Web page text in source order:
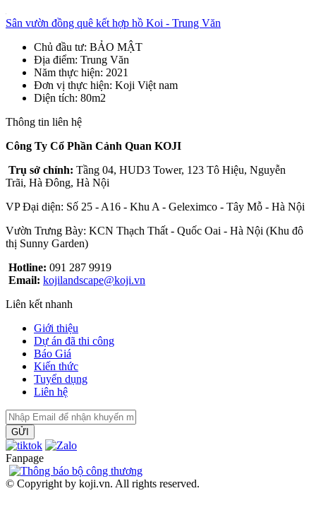
Sân vườn đồng quê kết hợp hồ Koi - Trung Văn
Chủ đầu tư: BẢO MẬT
Địa điểm: Trung Văn
Năm thực hiện: 2021
Đơn vị thực hiện: Koji Việt nam
Diện tích: 80m2
Thông tin liên hệ
Công Ty Cổ Phần Cảnh Quan KOJI
Trụ sở chính: Tầng 04, HUD3 Tower, 123 Tô Hiệu, Nguyễn
Trãi, Hà Đông, Hà Nội
VP Đại diện: Số 25 - A16 - Khu A - Geleximco - Tây Mỗ - Hà Nội
Vườn Trưng Bày: KCN Thạch Thất - Quốc Oai - Hà Nội (Khu đô
thị Sunny Garden)
Hotline: 091 287 9919
Email: kojilandscape@koji.vn
Liên kết nhanh
Giới thiệu
Dự án đã thi công
Báo Giá
Kiến thức
Tuyển dụng
Liên hệ
GỬI
Fanpage
© Copyright by koji.vn. All rights reserved.